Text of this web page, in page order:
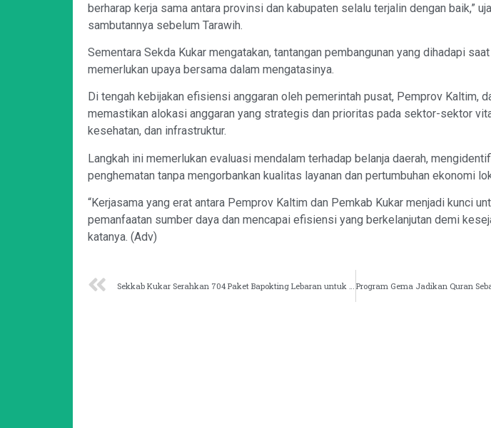
berharap kerja sama antara provinsi dan kabupaten selalu terjalin dengan baik,”
sambutannya sebelum Tarawih.
Sementara Sekda Kukar mengatakan, tantangan pembangunan yang dihadapi
memerlukan upaya bersama dalam mengatasinya.
Di tengah kebijakan efisiensi anggaran oleh pemerintah pusat, Pemprov Kaltim,
memastikan alokasi anggaran yang strategis dan prioritas pada sektor-sektor
kesehatan, dan infrastruktur.
Langkah ini memerlukan evaluasi mendalam terhadap belanja daerah,
penghematan tanpa mengorbankan kualitas layanan dan pertumbuhan ekonomi
“Kerjasama yang erat antara Pemprov Kaltim dan Pemkab Kukar menjadi kunci
pemanfaatan sumber daya dan mencapai efisiensi yang berkelanjutan demi
katanya. (Adv)